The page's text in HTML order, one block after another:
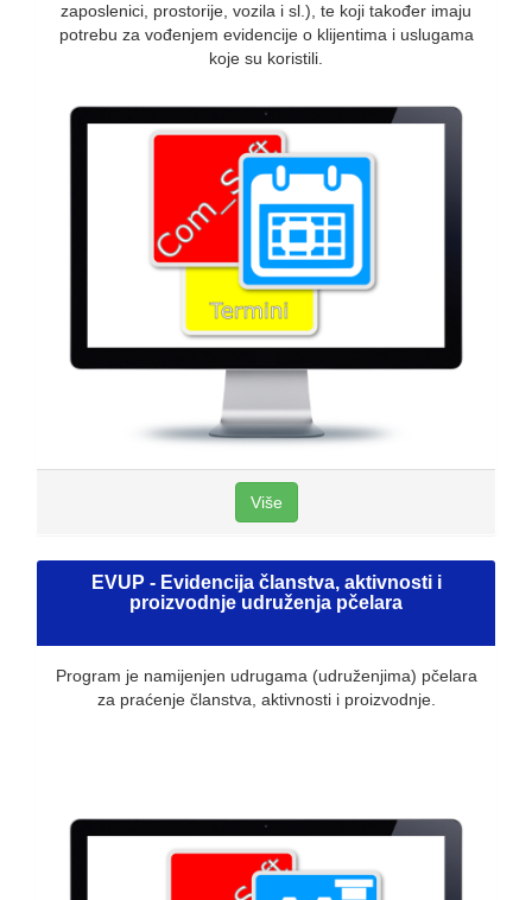
zaposlenici, prostorije, vozila i sl.), te koji također imaju
potrebu za vođenjem evidencije o klijentima i uslugama
koje su koristili.
Više
EVUP - Evidencija članstva, aktivnosti i
proizvodnje udruženja pčelara
Program je namijenjen udrugama (udruženjima) pčelara
za praćenje članstva, aktivnosti i proizvodnje.